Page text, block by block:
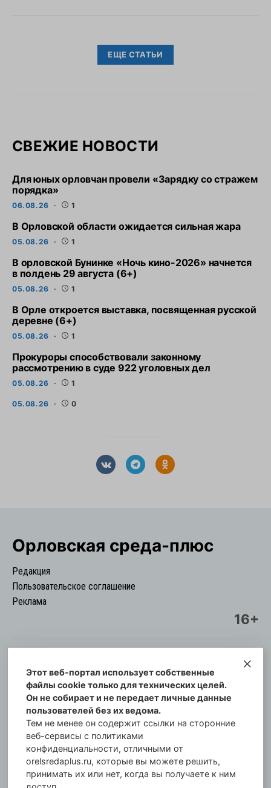
ЕЩЕ СТАТЬИ
СВЕЖИЕ НОВОСТИ
Для юных орловчан провели «Зарядку со стражем
порядка»
06.08.26 1
В Орловской области ожидается сильная жара
05.08.26 1
В орловской Бунинке «Ночь кино-2026» начнется
в полдень 29 августа (6+)
05.08.26 1
В Орле откроется выставка, посвященная русской
деревне (6+)
05.08.26 1
Прокуроры способствовали законному
рассмотрению в суде 922 уголовных дел
05.08.26 1
05.08.26 0
Орловская cреда-плюс
Редакция
Пользовательское соглашение
Реклама
16+
© Информационный городской портал
Орловская cреда-плюс, 2021-2026
Свидетельство о регистрации СМИ: ПИ №57-
00254 от 29 октября 2013 г.
Газета зарегистрирована Управлением
Федеральной службы по надзору в сфере связи,
информационных технологий и массовых
коммуникаций по Орловской области.
Этот веб-портал использует собственные
файлы cookie только для технических целей.
Он не собирает и не передает личные данные
пользователей без их ведома.
Тем не менее он содержит ссылки на сторонние
веб-сервисы с политиками
конфиденциальности, отличными от
orelsredaplus.ru, которые вы можете решить,
принимать их или нет, когда вы получаете к ним